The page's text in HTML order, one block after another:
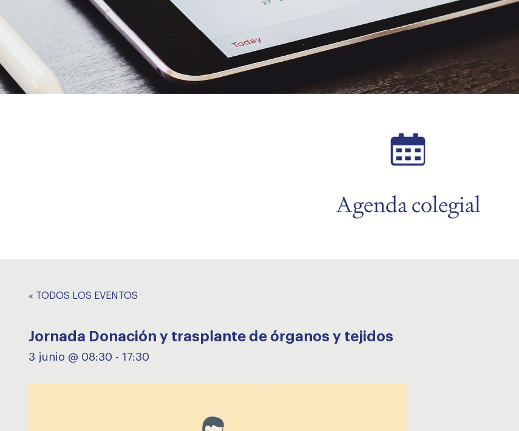
Agenda colegial
« TODOS LOS EVENTOS
Jornada Donación y trasplante de órganos y tejidos
3 junio @ 08:30 - 17:30